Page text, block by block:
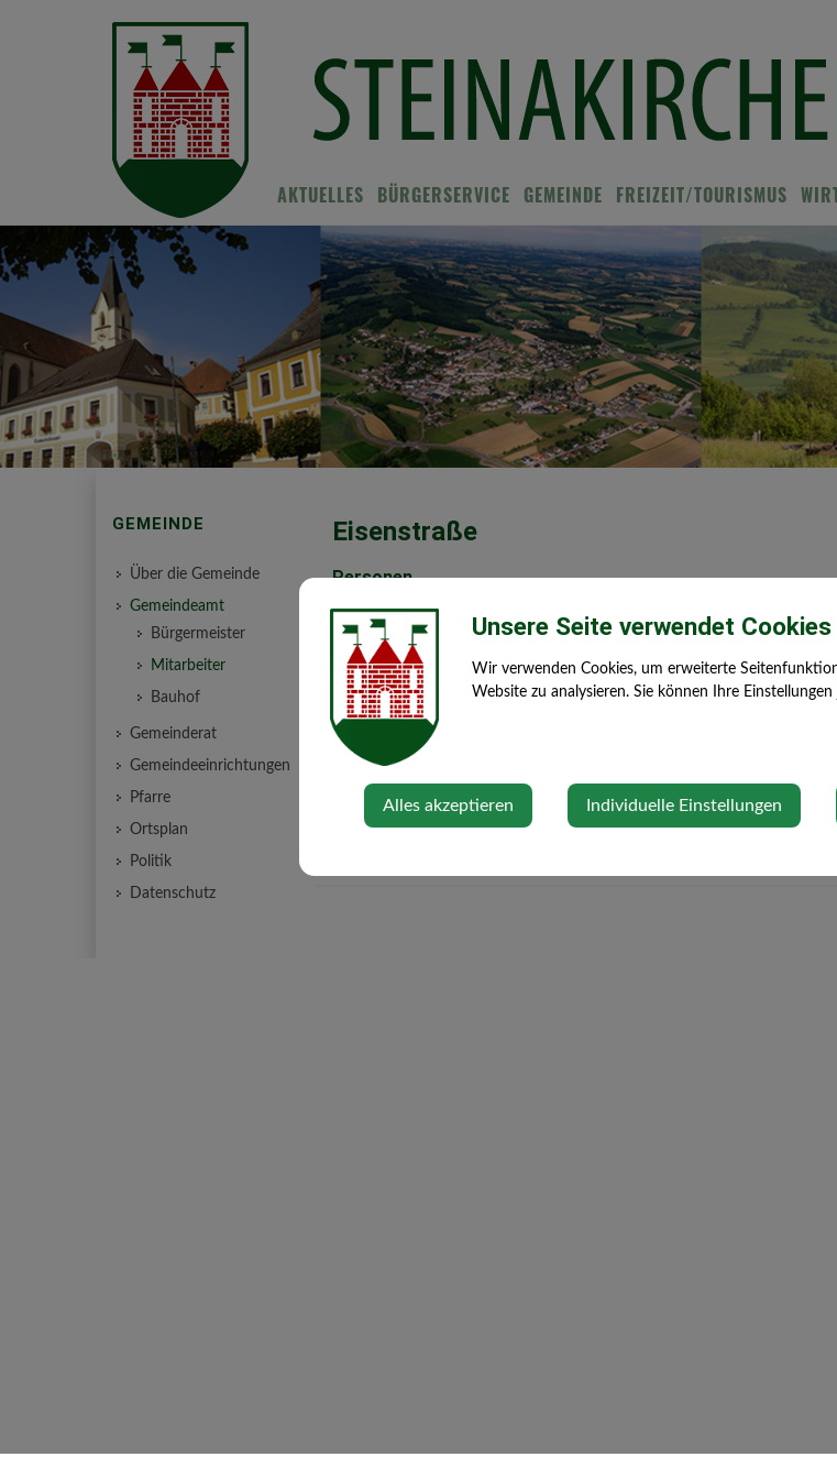
AKTUELLES BÜRGERSERVICE GEMEINDE FREIZEIT/TOURISMUS
Eisenstraße
Personen
Steindl Iris,
Vizebürgermeisterin
714 14
Wiener Silvia
07488 713 25-
11
wiener@steinakirchen-
forst.gv.at
Zehetner Karin, GfGR
GEMEINDE
Über die Gemeinde
Gemeindeamt
Bürgermeister
Mitarbeiter
Bauhof
Gemeinderat
Gemeindeeinrichtungen
Pfarre
Ortsplan
Politik
Datenschutz
Unsere Seite verwendet Cookies
Wir verwenden Cookies, um erweiterte
Website zu analysieren. Sie können Ihre
Alles akzeptieren Individuelle Einstellungen